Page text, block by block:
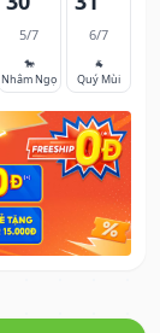
5/7
🐎
Nhâm Ngọ
6/7
🐐
Quý Mùi